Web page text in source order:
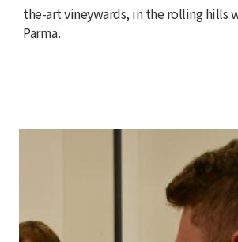
the-art vineywards, in the rolling hills
Parma.